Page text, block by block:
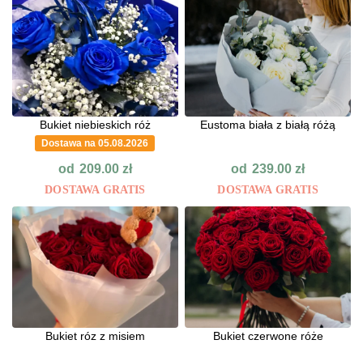
Bukiet niebieskich róż
Dostawa na 05.08.2026
od 209.00 zł
DOSTAWA GRATIS
Eustoma biała z białą różą
od 239.00zł
DOSTAWA GRATIS
Bukiet róz z misiem Bukiet czerwone róże